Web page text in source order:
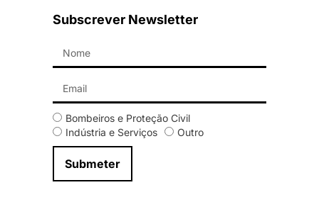
Subscrever Newsletter
Bombeiros e Proteção Civil
Indústria e Serviços
Outro
Submeter